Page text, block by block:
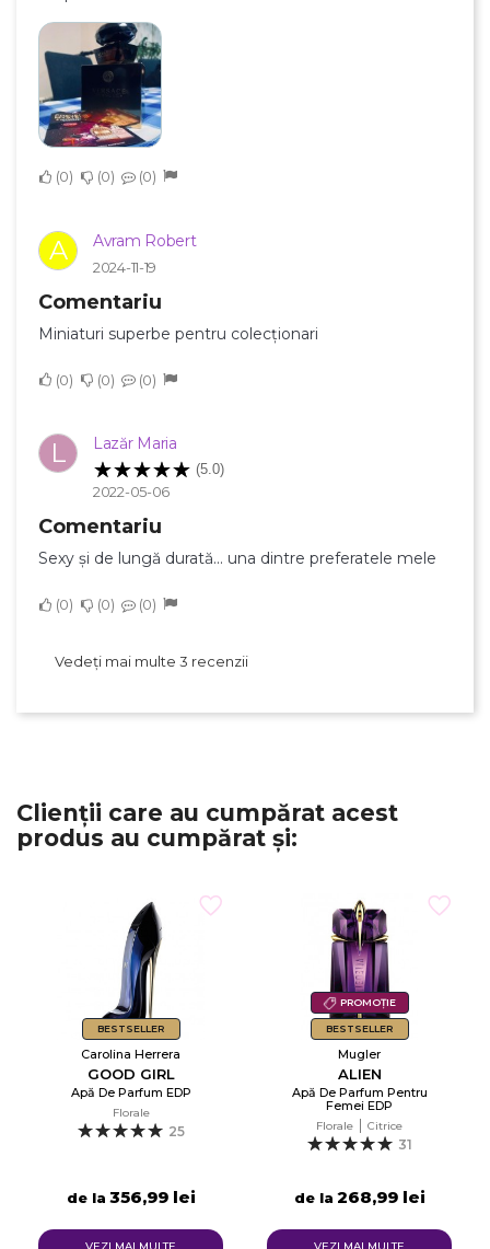
0 0 0
A Avram Robert
2024-11-19
Comentariu
Miniaturi superbe pentru colecționari
0 0 0
L Lazăr Maria
(5.0)
2022-05-06
Comentariu
Sexy și de lungă durată... una dintre preferatele mele
0 0 0
Vedeți mai multe 3 recenzii
Clienții care au cumpărat acest
produs au cumpărat și:
BESTSELLER
Carolina Herrera
GOOD GIRL
Apă De Parfum EDP
Florale
25
de la 356,99 lei
PROMOȚIE
BESTSELLER
Mugler
ALIEN
Apă De Parfum Pentru
Femei EDP
Florale Citrice
31
de la 268,99 lei
Creeaza o lista de dorinte
Numele listei de dorinte